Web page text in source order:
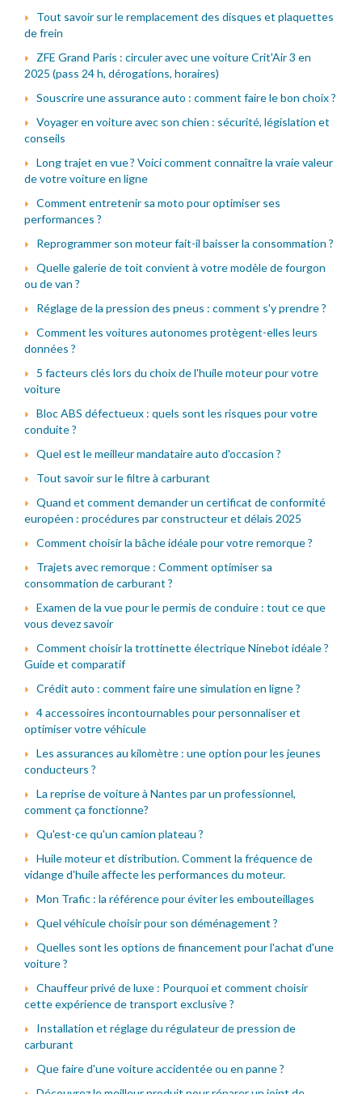
Tout savoir sur le remplacement des disques et plaquettes
de frein
ZFE Grand Paris : circuler avec une voiture Crit'Air 3 en
2025 (pass 24 h, dérogations, horaires)
Souscrire une assurance auto : comment faire le bon choix ?
Voyager en voiture avec son chien : sécurité, législation et
conseils
Long trajet en vue ? Voici comment connaître la vraie valeur
de votre voiture en ligne
Comment entretenir sa moto pour optimiser ses
performances ?
Reprogrammer son moteur fait-il baisser la consommation ?
Quelle galerie de toit convient à votre modèle de fourgon
ou de van ?
Réglage de la pression des pneus : comment s'y prendre ?
Comment les voitures autonomes protègent-elles leurs
données ?
5 facteurs clés lors du choix de l'huile moteur pour votre
voiture
Bloc ABS défectueux : quels sont les risques pour votre
conduite ?
Quel est le meilleur mandataire auto d'occasion ?
Tout savoir sur le filtre à carburant
Quand et comment demander un certificat de conformité
européen : procédures par constructeur et délais 2025
Comment choisir la bâche idéale pour votre remorque ?
Trajets avec remorque : Comment optimiser sa
consommation de carburant ?
Examen de la vue pour le permis de conduire : tout ce que
vous devez savoir
Comment choisir la trottinette électrique Ninebot idéale ?
Guide et comparatif
Crédit auto : comment faire une simulation en ligne ?
4 accessoires incontournables pour personnaliser et
optimiser votre véhicule
Les assurances au kilomètre : une option pour les jeunes
conducteurs ?
La reprise de voiture à Nantes par un professionnel,
comment ça fonctionne?
Qu'est-ce qu'un camion plateau ?
Huile moteur et distribution. Comment la fréquence de
vidange d'huile affecte les performances du moteur.
Mon Trafic : la référence pour éviter les embouteillages
Quel véhicule choisir pour son déménagement ?
Quelles sont les options de financement pour l'achat d'une
voiture ?
Chauffeur privé de luxe : Pourquoi et comment choisir
cette expérience de transport exclusive ?
Installation et réglage du régulateur de pression de
carburant
Que faire d'une voiture accidentée ou en panne ?